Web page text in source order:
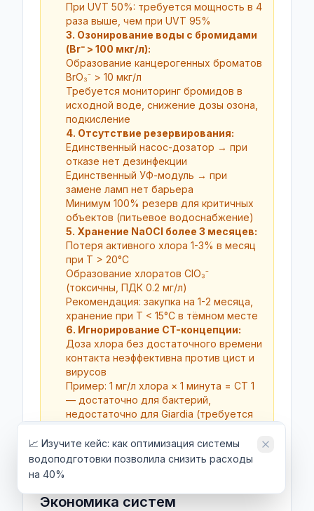
📈 Изучите кейс: как оптимизация системы
водоподготовки позволила снизить расходы
на 40%
При UVT 50%: требуется мощность в 4
раза выше, чем при UVT 95%
3. Озонирование воды с бромидами
(Br⁻ > 100 мкг/л):
Образование канцерогенных броматов
BrO₃⁻ > 10 мкг/л
Требуется мониторинг бромидов в
исходной воде, снижение дозы озона,
подкисление
4. Отсутствие резервирования:
Единственный насос-дозатор → при
отказе нет дезинфекции
Единственный УФ-модуль → при
замене ламп нет барьера
Минимум 100% резерв для критичных
объектов (питьевое водоснабжение)
5. Хранение NaOCl более 3 месяцев:
Потеря активного хлора 1-3% в месяц
при T > 20°C
Образование хлоратов ClO₃⁻
(токсичны, ПДК 0.2 мг/л)
Рекомендация: закупка на 1-2 месяца,
хранение при T < 15°C в тёмном месте
6. Игнорирование CT-концепции:
Доза хлора без достаточного времени
контакта неэффективна против цист и
вирусов
Пример: 1 мг/л хлора × 1 минута = CT 1
— достаточно для бактерий,
недостаточно для Giardia (требуется
Контактный резервуар: 30-60 минут
при T = 10-20°C
Экономика систем